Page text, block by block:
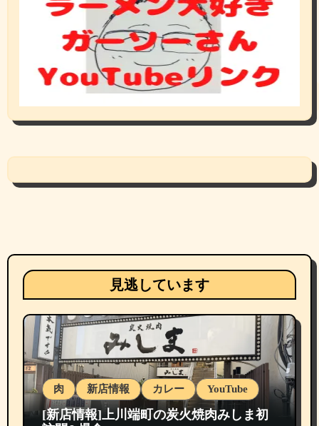
見逃しています
肉 新店情報 カレー YouTube
[新店情報]上川端町の炭火焼肉みしま初